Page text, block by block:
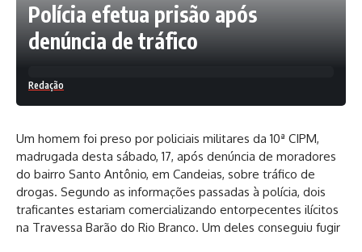
Polícia efetua prisão após
denúncia de tráfico
Redação
Um homem foi preso por policiais militares da 10ª CIPM,
madrugada desta sábado, 17, após denúncia de moradores
do bairro Santo Antônio, em Candeias, sobre tráfico de
drogas. Segundo as informações passadas à polícia, dois
traficantes estariam comercializando entorpecentes ilícitos
na Travessa Barão do Rio Branco. Um deles conseguiu fugir